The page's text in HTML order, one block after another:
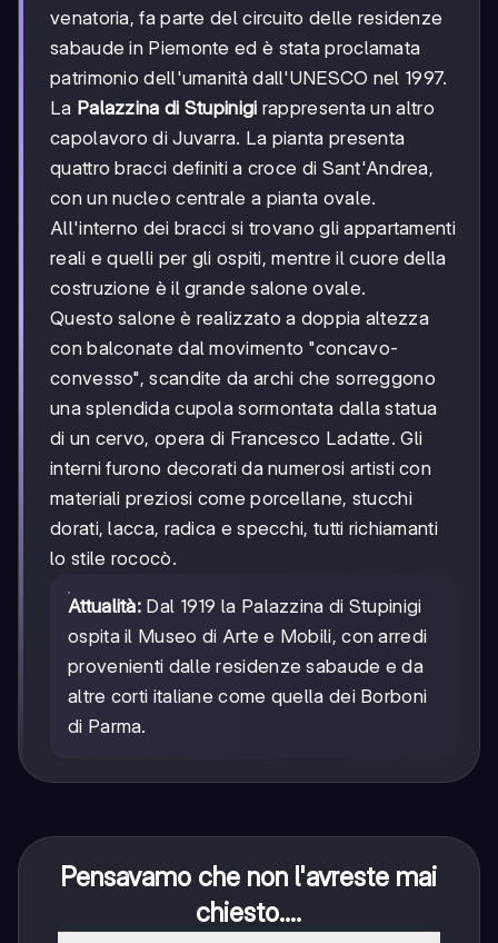
venatoria, fa parte del circuito delle residenze
sabaude in Piemonte ed è stata proclamata
patrimonio dell'umanità dall'UNESCO nel 1997.
La Palazzina di Stupinigi rappresenta un altro
capolavoro di Juvarra. La pianta presenta
quattro bracci definiti a croce di Sant'Andrea,
con un nucleo centrale a pianta ovale.
All'interno dei bracci si trovano gli appartamenti
reali e quelli per gli ospiti, mentre il cuore della
costruzione è il grande salone ovale.
Questo salone è realizzato a doppia altezza
con balconate dal movimento "concavo-
convesso", scandite da archi che sorreggono
una splendida cupola sormontata dalla statua
di un cervo, opera di Francesco Ladatte. Gli
interni furono decorati da numerosi artisti con
materiali preziosi come porcellane, stucchi
dorati, lacca, radica e specchi, tutti richiamanti
lo stile rococò.
Attualità: Dal 1919 la Palazzina di Stupinigi
ospita il Museo di Arte e Mobili, con arredi
provenienti dalle residenze sabaude e da
altre corti italiane come quella dei Borboni
di Parma.
Pensavamo che non l'avreste mai
chiesto....